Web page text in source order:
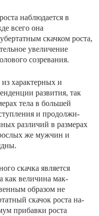
наблюдается в
всего она
скачком роста,
увеличение
созревания.
характерных и
развития, так
тела в большей
и продолжи­
различий в разме­рах
же мужчин и
скачка являет­ся
как величина мак­
образом не
скачок роста на­
прибавки роста